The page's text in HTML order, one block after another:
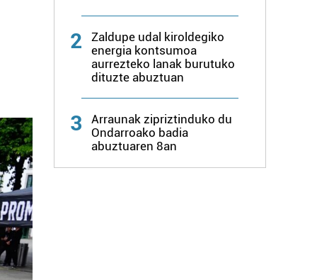
2
Zaldupe udal kiroldegiko
energia kontsumoa
aurrezteko lanak burutuko
dituzte abuztuan
3
Arraunak zipriztinduko du
Ondarroako badia
abuztuaren 8an